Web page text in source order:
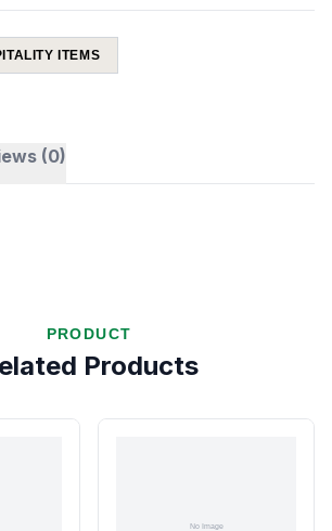
ITEMS
(0)
PRODUCT
Products